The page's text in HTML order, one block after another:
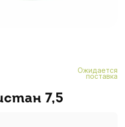
Ожидается
поставка
7,5